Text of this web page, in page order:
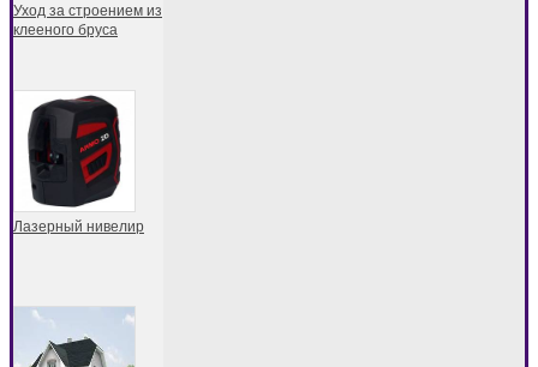
Уход за строением из
клееного бруса
Лазерный нивелир